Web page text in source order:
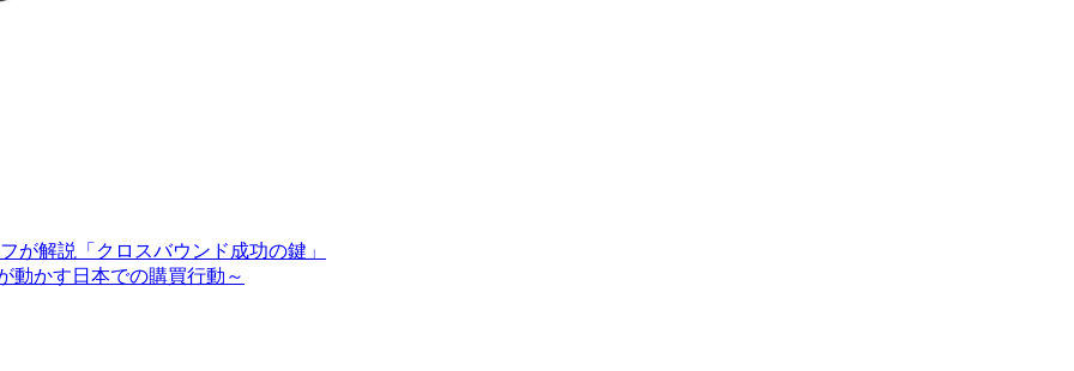
が解説「クロスバウンド成功の鍵」
動かす日本での購買行動～